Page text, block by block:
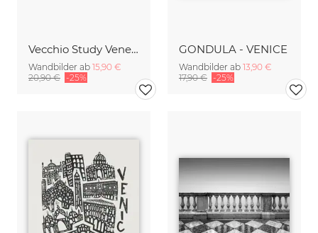
Vecchio Study Venedig
Wandbilder ab 15,90 €
20,90 € -25%
GONDULA - VENICE
Wandbilder ab 13,90 €
17,90 € -25%